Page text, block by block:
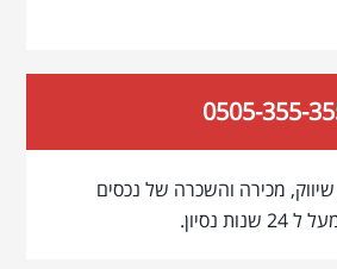
מכירה והשכרה של נכסים
נסיון.